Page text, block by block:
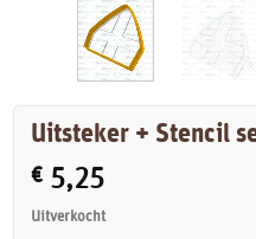
Uitsteker + Stencil
€ 5,25
Uitverkocht